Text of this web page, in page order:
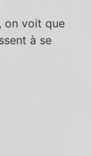
on voit que
à se